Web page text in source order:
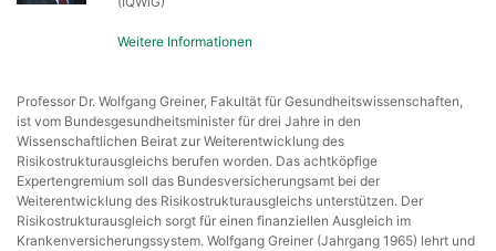
Weitere Informationen
Professor Dr. Wolfgang Greiner, Fakultät für Gesundheitswissenschaften,
ist vom Bundesgesundheitsminister für drei Jahre in den
Wissenschaftlichen Beirat zur Weiterentwicklung des
Risikostrukturausgleichs berufen worden. Das achtköpfige
Expertengremium soll das Bundesversicherungsamt bei der
Weiterentwicklung des Risikostrukturausgleichs unterstützen. Der
Risikostrukturausgleich sorgt für einen finanziellen Ausgleich im
Krankenversicherungssystem. Wolfgang Greiner (Jahrgang 1965) lehrt und